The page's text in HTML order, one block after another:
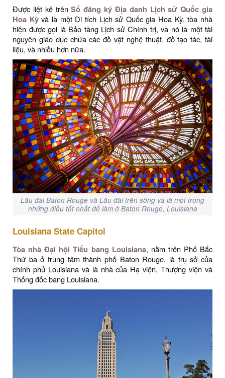
Được liệt kê trênSổ đăng ký Địa danh Lịch sử Quốc gia
Hoa Kỳvà là một Di tích Lịch sử Quốc gia Hoa Kỳ, tòa nhà
hiện được gọi là Bảo tàng Lịch sử Chính trị, và nó là một tài
nguyên giáo dục chứa các đồ vật nghệ thuật, đồ tạo tác, tài
liệu, và nhiều hơn nữa.
Lâu đài Baton Rouge và Lâu đài trên sông và là một trong
những điều tốt nhất để làm ở Baton Rouge, Louisiana
Louisiana State Capitol
Tòa nhà Đại hội Tiểu bang Louisiana, nằm trên Phố Bắc
Thứ ba ở trung tâm thành phố Baton Rouge, là trụ sở của
chính phủ Louisiana và là nhà của Hạ viện, Thượng viện và
Thống đốc bang Louisiana.